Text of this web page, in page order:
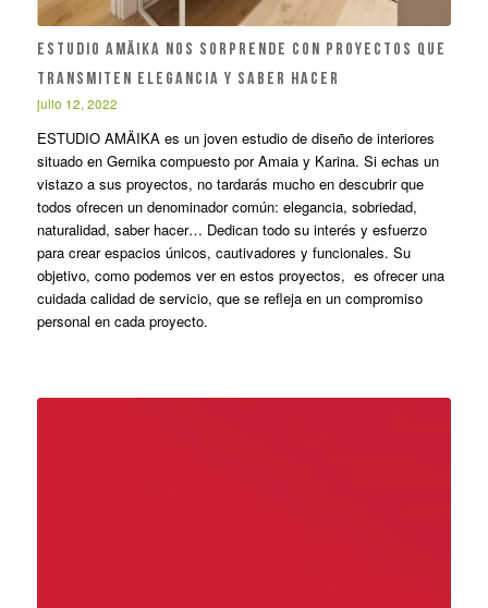
ESTUDIO AMÄIKA NOS SORPRENDE CON PROYECTOS QUE
TRANSMITEN ELEGANCIA Y SABER HACER
julio 12, 2022
ESTUDIO AMÄIKA es un joven estudio de diseño de interiores
situado en Gernika compuesto por Amaia y Karina. Si echas un
vistazo a sus proyectos, no tardarás mucho en descubrir que
todos ofrecen un denominador común: elegancia, sobriedad,
naturalidad, saber hacer… Dedican todo su interés y esfuerzo
para crear espacios únicos, cautivadores y funcionales. Su
objetivo, como podemos ver en estos proyectos, es ofrecer una
cuidada calidad de servicio, que se refleja en un compromiso
personal en cada proyecto.